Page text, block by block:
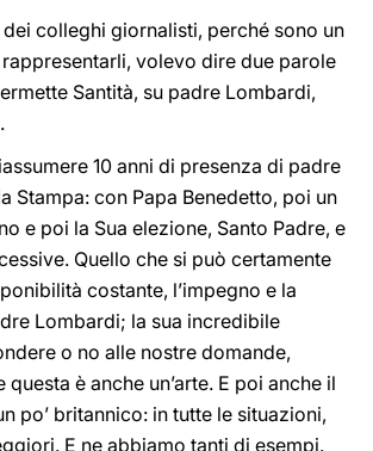
dei colleghi giornalisti, perché sono un
volevo dire due parole
Santità, su padre Lombardi,
10 anni di presenza di padre
Stampa: con Papa Benedetto, poi un
e poi la Sua elezione, Santo Padre, e
Quello che si può certamente
costante, l’impegno e la
Lombardi; la sua incredibile
o no alle nostre domande,
questa è anche un’arte. E poi anche il
po’ britannico: in tutte le situazioni,
E ne abbiamo tanti di esempi.